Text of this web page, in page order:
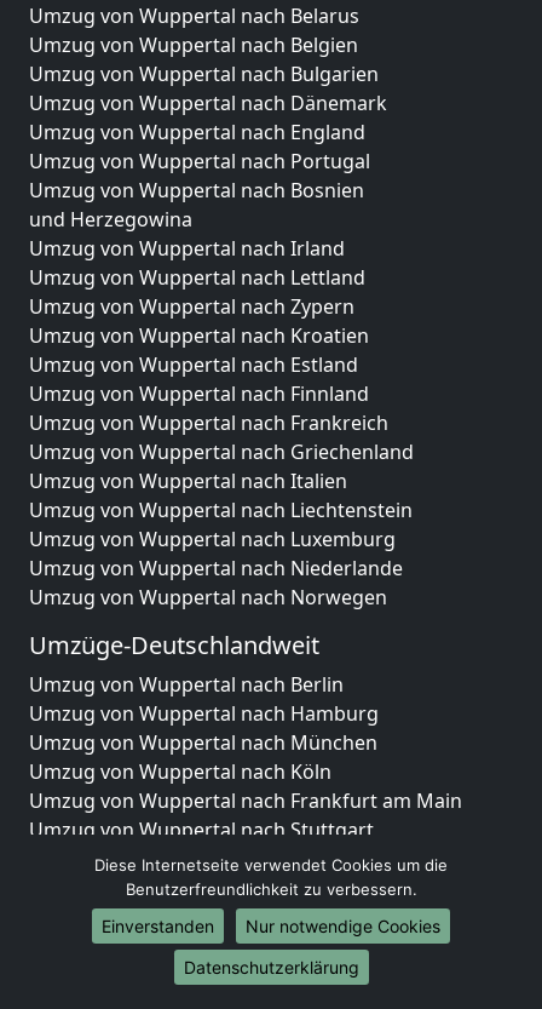
Umzug von Wuppertal nach Belarus
Umzug von Wuppertal nach Belgien
Umzug von Wuppertal nach Bulgarien
Umzug von Wuppertal nach Dänemark
Umzug von Wuppertal nach England
Umzug von Wuppertal nach Portugal
Umzug von Wuppertal nach Bosnien
und Herzegowina
Umzug von Wuppertal nach Irland
Umzug von Wuppertal nach Lettland
Umzug von Wuppertal nach Zypern
Umzug von Wuppertal nach Kroatien
Umzug von Wuppertal nach Estland
Umzug von Wuppertal nach Finnland
Umzug von Wuppertal nach Frankreich
Umzug von Wuppertal nach Griechenland
Umzug von Wuppertal nach Italien
Umzug von Wuppertal nach Liechtenstein
Umzug von Wuppertal nach Luxemburg
Umzug von Wuppertal nach Niederlande
Umzug von Wuppertal nach Norwegen
Umzüge-Deutschlandweit
Umzug von Wuppertal nach Berlin
Umzug von Wuppertal nach Hamburg
Umzug von Wuppertal nach München
Umzug von Wuppertal nach Köln
Umzug von Wuppertal nach Frankfurt am Main
Umzug von Wuppertal nach Stuttgart
Umzug von Wuppertal nach Düsseldorf
Umzug von Wuppertal nach Leipzig
Umzug von Wuppertal nach Dortmund
Umzug von Wuppertal nach Essen
Umzug von Wuppertal nach Bremen
Diese Internetseite verwendet Cookies um die
Benutzerfreundlichkeit zu verbessern.
Einverstanden
Nur notwendige Cookies
Datenschutzerklärung